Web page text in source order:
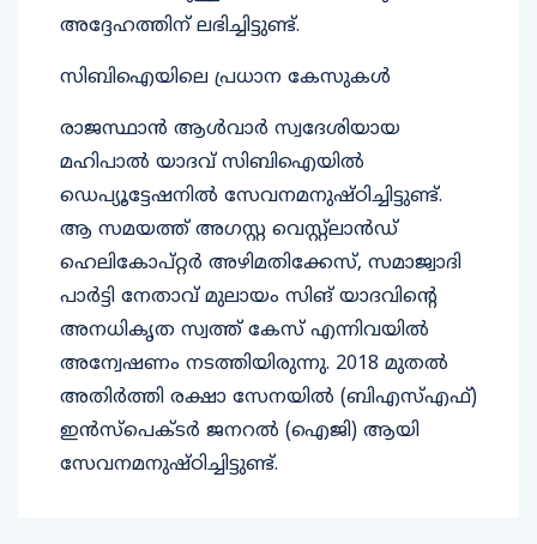
അദ്ദേഹത്തിന് ലഭിച്ചിട്ടുണ്ട്.
സിബിഐയിലെ പ്രധാന കേസുകള്‍
രാജസ്ഥാന്‍ ആള്‍വാര്‍ സ്വദേശിയായ
മഹിപാല്‍ യാദവ് സിബിഐയില്‍
ഡെപ്യൂട്ടേഷനില്‍ സേവനമനുഷ്ഠിച്ചിട്ടുണ്ട്.
ആ സമയത്ത് അഗസ്റ്റ വെസ്റ്റ്ലാന്‍ഡ്
ഹെലികോപ്റ്റര്‍ അഴിമതിക്കേസ്, സമാജ്വാദി
പാര്‍ട്ടി നേതാവ് മുലായം സിങ് യാദവിന്റെ
അനധികൃത സ്വത്ത് കേസ് എന്നിവയില്‍
അന്വേഷണം നടത്തിയിരുന്നു. 2018 മുതല്‍
അതിര്‍ത്തി രക്ഷാ സേനയില്‍ (ബിഎസ്എഫ്)
ഇന്‍സ്‌പെക്ടര്‍ ജനറല്‍ (ഐജി) ആയി
സേവനമനുഷ്ഠിച്ചിട്ടുണ്ട്.